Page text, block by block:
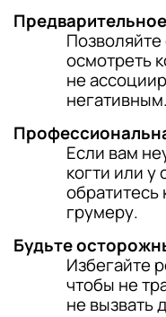
осмотреть
не
негативным.
Если вам
когти или у
обратитесь
грумеру.
Будьте
Избегайте
чтобы не
не вызвать